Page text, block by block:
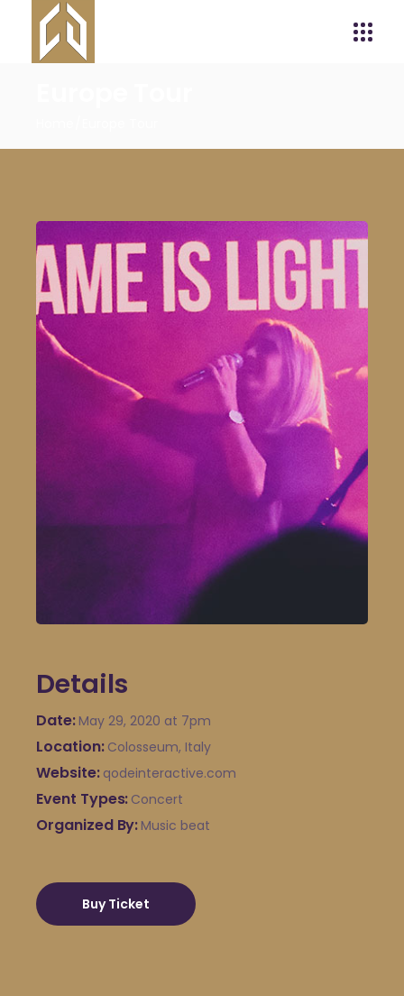
Details
Date May 29, 2020 at 7pm
Location Colosseum, Italy
Website qodeinteractive.com
Event Types Concert
Organized By Music beat
Buy Ticket